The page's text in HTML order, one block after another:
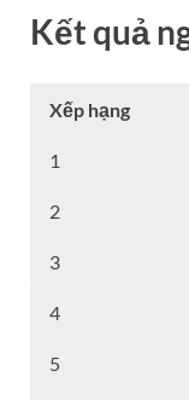
Kết quả
Xếp hạng
1
2
3
4
5